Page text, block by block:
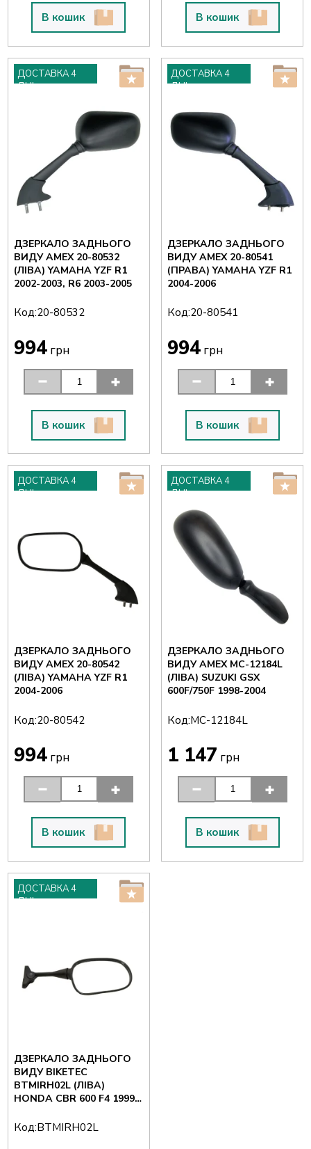
В кошик В кошик
ДОСТАВКА 4
ДНІ
ДЗЕРКАЛО ЗАДНЬОГО
ВИДУ AMEX 20-80532
(ЛІВА) YAMAHA YZF R1
2002-2003, R6 2003-2005
Код:20-80532
994грн
В кошик
ДОСТАВКА 4
ДНІ
ДЗЕРКАЛО ЗАДНЬОГО
ВИДУ AMEX 20-80541
(ПРАВА) YAMAHA YZF R1
2004-2006
Код:20-80541
994 грн
В кошик
ДОСТАВКА 4
ДНІ
ДЗЕРКАЛО ЗАДНЬОГО
ВИДУ AMEX 20-80542
(ЛІВА) YAMAHA YZF R1
2004-2006
Код:20-80542
994грн
В кошик
ДОСТАВКА 4
ДНІ
ДЗЕРКАЛО ЗАДНЬОГО
ВИДУ AMEX MC-12184L
(ЛІВА) SUZUKI GSX
600F/750F 1998-2004
Код:MC-12184L
1 147 грн
В кошик
ДОСТАВКА 4
ДНІ
ДЗЕРКАЛО ЗАДНЬОГО
ВИДУ BIKETEC
BTMIRH02L (ЛІВА)
HONDA CBR 600 F4 1999-
Код:BTMIRH02L